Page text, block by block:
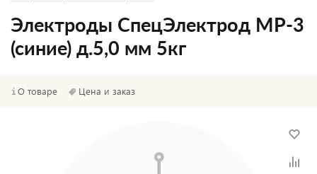
Электроды СпецЭлектрод МР-3
(синие) д.5,0 мм 5кг
О товаре Цена и заказ